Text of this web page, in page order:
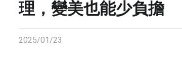
理，變美也能少負擔
2025/01/23